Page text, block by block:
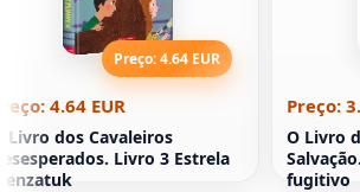
Preço: 4.64 EUR
4.64 EUR
Livro dos Cavaleiros
Livro 3 Estrela
Preço:
O Livro
fugitivo